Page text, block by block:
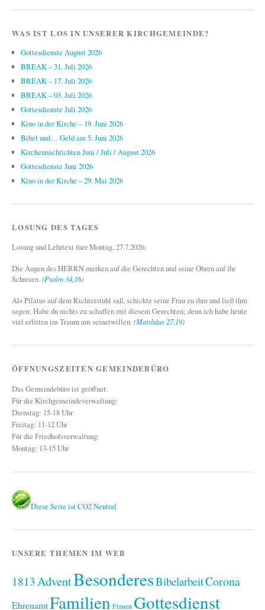
WAS IST LOS IN UNSERER KIRCHGEMEINDE?
Gottesdienste August 2026
BREAK – 31. Juli 2026
BREAK – 17. Juli 2026
BREAK – 03. Juli 2026
Gottesdienste Juli 2026
Kino in der Kirche – 19. Juni 2026
Bibel und… Geld am 5. Juni 2026
Kirchennachrichten Juni / Juli / August 2026
Gottesdienste Juni 2026
Kino in der Kirche – 29. Mai 2026
LOSUNG DES TAGES
Losung und Lehrtext fuer Montag, 27.7.2026:
Die Augen des HERRN merken auf die Gerechten und seine Ohren auf ihr
Schreien.(Psalm 34,16)
Als Pilatus auf dem Richterstuhl saß, schickte seine Frau zu ihm und ließ ihm
sagen: Habe du nichts zu schaffen mit diesem Gerechten; denn ich habe heute
viel erlitten im Traum um seinetwillen.(Matthäus 27,19)
ÖFFNUNGSZEITEN GEMEINDEBÜRO
Das Gemeindebüro ist geöffnet:
Für die Kirchgemeindeverwaltung:
Dienstag: 15-18 Uhr
Freitag: 11-12 Uhr
Für die Friedhofsverwaltung:
Montag: 13-15 Uhr
Diese Seite ist CO2 Neutral
UNSERE THEMEN IM WEB
1813AdventBesonderesBibelarbeitCorona
EhrenamtFamilien Frauen Gottesdienst